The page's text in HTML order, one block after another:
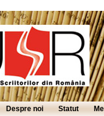
Despre noi Statut